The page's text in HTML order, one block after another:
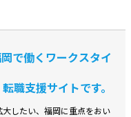
で働くワークスタイ
職支援サイトです。
したい、福岡に重点をおい